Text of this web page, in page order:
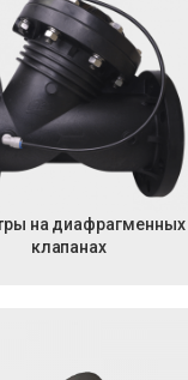
на диафрагменных
клапанах